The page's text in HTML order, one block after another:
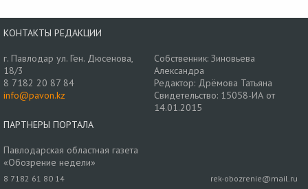
КОНТАКТЫ РЕДАКЦИИ
г. Павлодар ул. Ген. Дюсенова,
18/3
8 7182 20 87 84
info@pavon.kz
Собственник: Зиновьева
Александра
Редактор: Дрёмова Татьяна
Свидетельство: 15058-ИА от
14.01.2015
ПАРТНЕРЫ ПОРТАЛА
Павлодарская областная газета
«Обозрение недели»
8 7182 61 80 14 rek-obozrenie@mail.ru